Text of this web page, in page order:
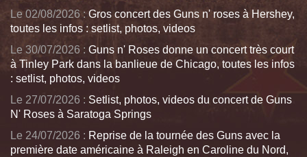
Le 02/08/2026 :Gros concert des Guns n' roses à Hershey,
toutes les infos : setlist, photos, videos
Le 30/07/2026 : Guns n' Roses donne un concert très court
à Tinley Park dans la banlieue de Chicago, toutes les infos
: setlist, photos, videos
Le 27/07/2026 : Setlist, photos, videos du concert de Guns
N' Roses à Saratoga Springs
Le 24/07/2026 : Reprise de la tournée des Guns avec la
première date américaine à Raleigh en Caroline du Nord,